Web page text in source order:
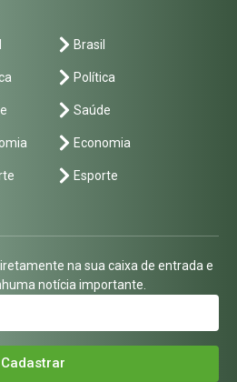
Brasil
Política
Saúde
Economia
Esporte
na sua caixa de entrada e
notícia importante.
Cadastrar